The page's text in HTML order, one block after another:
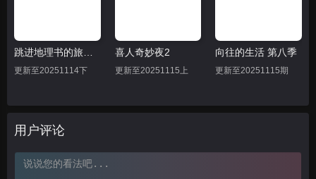
20250829下 20250829上 20250830
20250905上
更新至20251114下
喜人奇妙夜2
更新至20251115上
向往的生活 第八季
更新至20251115期
用户评论